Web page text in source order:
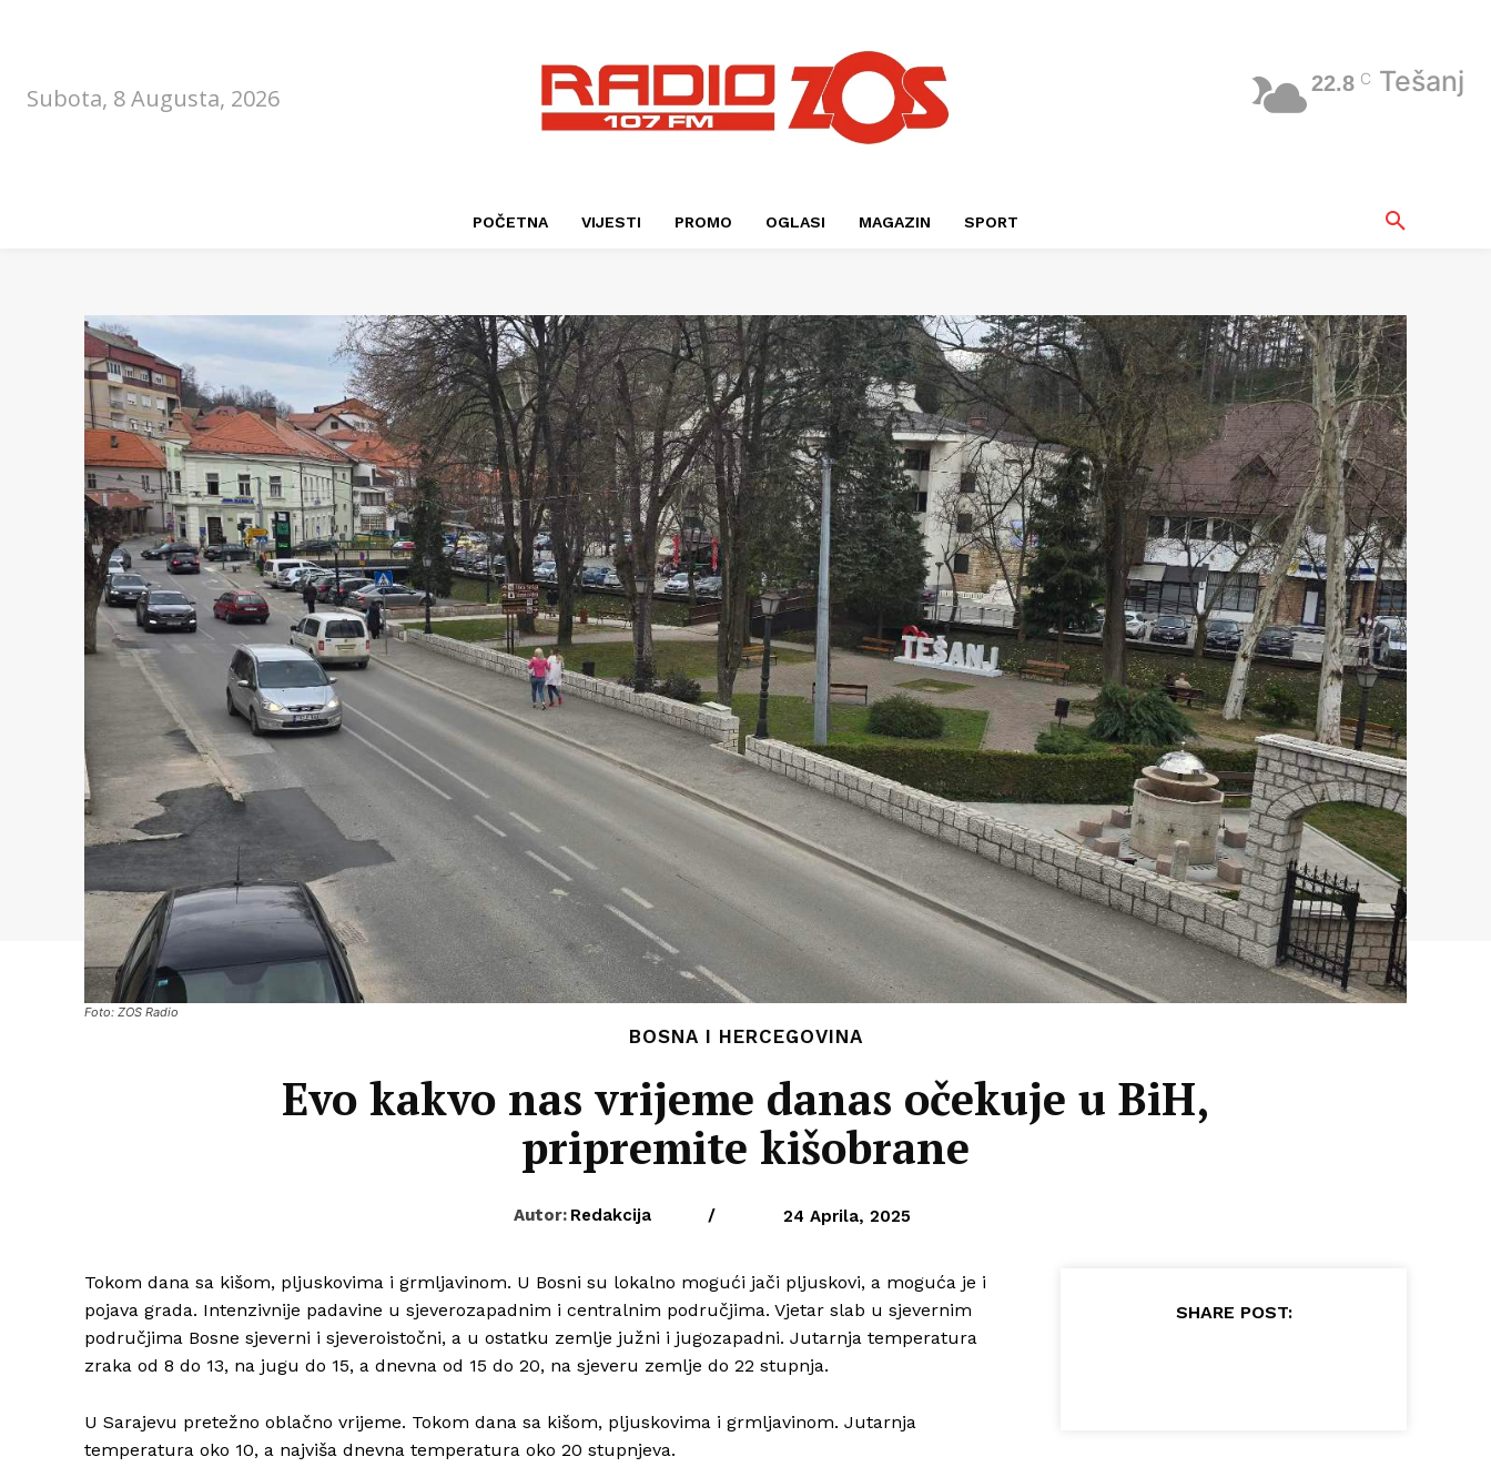
Subota, 8 Augusta, 2026
22.8 C Tešanj
POČETNA VIJESTI PROMO OGLASI MAGAZIN SPORT
Foto: ZOS Radio
BOSNA I HERCEGOVINA
Evo kakvo nas vrijeme danas očekuje u BiH,
pripremite kišobrane
Autor: Redakcija / 24 Aprila, 2025
Tokom dana sa kišom, pljuskovima i grmljavinom. U Bosni su lokalno mogući jači pljuskovi, a moguća je i
pojava grada. Intenzivnije padavine u sjeverozapadnim i centralnim područjima. Vjetar slab u sjevernim
područjima Bosne sjeverni i sjeveroistočni, a u ostatku zemlje južni i jugozapadni. Jutarnja temperatura
zraka od 8 do 13, na jugu do 15, a dnevna od 15 do 20, na sjeveru zemlje do 22 stupnja.
U Sarajevu pretežno oblačno vrijeme. Tokom dana sa kišom, pljuskovima i grmljavinom. Jutarnja
temperatura oko 10, a najviša dnevna temperatura oko 20 stupnjeva.
SHARE POST: